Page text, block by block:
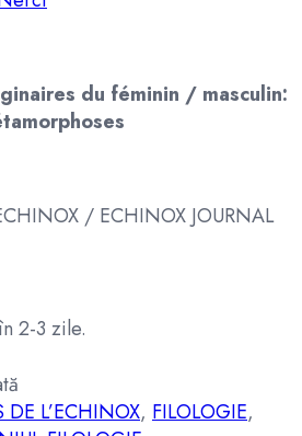
du féminin / masculin:
/ ECHINOX JOURNAL
2-3 zile.
DE L’ECHINOX, FILOLOGIE,